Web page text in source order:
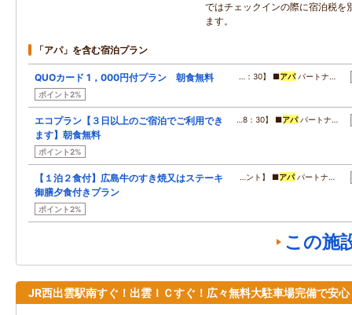
ではチェックインの際に宿泊税を
ます。
「アパ」を含む宿泊プラン
QUOカード 1，000円付プラン 朝食無料
ポイント2%
…：30】 ■アパパートナ…
エコプラン【３日以上のご宿泊でご利用でき
ます】朝食無料
ポイント2%
…8：30】 ■アパパートナ…
【１泊２食付】広島牛のすき焼又はステーキ
御膳夕食付きプラン
ポイント2%
…ント】 ■アパパートナ…
この施
JR西出雲駅南すぐ！出雲ＩＣすぐ！広々無料大駐車場完備で安心